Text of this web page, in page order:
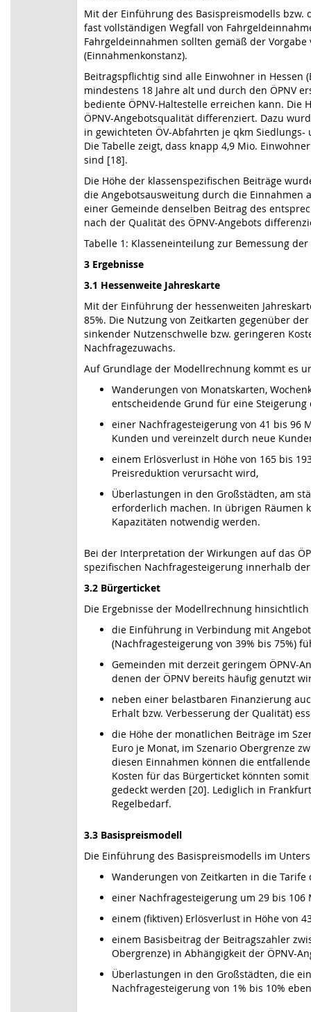
Mit der Einführung des Basispreismodells
fast vollständigen Wegfall von
Fahrgeldeinnahmen sollten gemäß der
(Einnahmenkonstanz).
Beitragspflichtig sind alle Einwohner in Hessen
mindestens 18 Jahre alt und durch den ÖPNV
bediente ÖPNV-Haltestelle erreichen kann.
ÖPNV-Angebotsqualität differenziert. Dazu
in gewichteten ÖV-Abfahrten je qkm
Die Tabelle zeigt, dass knapp 4,9 Mio.
sind [18].
Die Höhe der klassenspezifischen Beiträge
die Angebotsausweitung durch die Einnahmen
einer Gemeinde denselben Beitrag des
nach der Qualität des ÖPNV-Angebots
Tabelle 1: Klasseneinteilung zur Bemessung
3 Ergebnisse
3.1 Hessenweite Jahreskarte
Mit der Einführung der hessenweiten
85%. Die Nutzung von Zeitkarten gegenüber
sinkender Nutzenschwelle bzw. geringeren
Nachfragezuwachs.
Auf Grundlage der Modellrechnung kommt es
Wanderungen von Monatskarten,
entscheidende Grund für eine Steigerung
einer Nachfragesteigerung von 41 bis 96
Kunden und vereinzelt durch neue
einem Erlösverlust in Höhe von 165 bis
Preisreduktion verursacht wird,
Überlastungen in den Großstädten, am
erforderlich machen. In übrigen Räumen
Kapazitäten notwendig werden.
Bei der Interpretation der Wirkungen auf das
spezifischen Nachfragesteigerung innerhalb
3.2 Bürgerticket
Die Ergebnisse der Modellrechnung
die Einführung in Verbindung mit
(Nachfragesteigerung von 39% bis 75%)
Gemeinden mit derzeit geringem ÖPNV-
denen der ÖPNV bereits häufig genutzt
neben einer belastbaren Finanzierung
Erhalt bzw. Verbesserung der Qualität)
die Höhe der monatlichen Beiträge im
Euro je Monat, im Szenario Obergrenze
diesen Einnahmen können die
Kosten für das Bürgerticket könnten
gedeckt werden [20]. Lediglich in
Regelbedarf.
3.3 Basispreismodell
Die Einführung des Basispreismodells im
Wanderungen von Zeitkarten in die Tarife
einer Nachfragesteigerung um 29 bis
einem (fiktiven) Erlösverlust in Höhe von
einem Basisbeitrag der Beitragszahler
Obergrenze) in Abhängigkeit der ÖPNV-
Überlastungen in den Großstädten, die
Nachfragesteigerung von 1% bis 10%